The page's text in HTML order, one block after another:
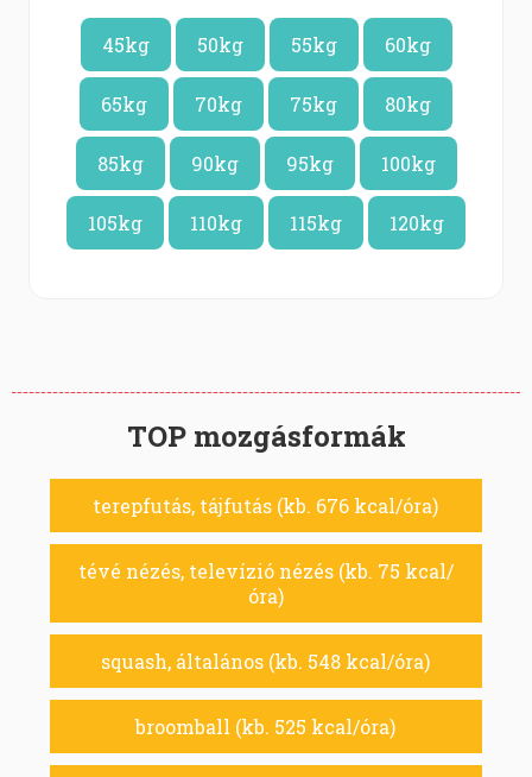
45kg 50kg 55kg 60kg
65kg 70kg 75kg 80kg
85kg 90kg 95kg 100kg
105kg 110kg 115kg 120kg
TOP mozgásformák
terepfutás, tájfutás (kb. 676 kcal/óra)
tévé nézés, televízió nézés (kb. 75 kcal/
óra)
squash, általános (kb. 548 kcal/óra)
broomball (kb. 525 kcal/óra)